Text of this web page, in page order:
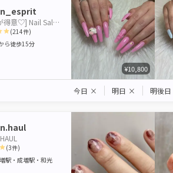
[スカルプが得意♡] Nail Salon esprit
5
(214件)
ら徒歩15分
¥10,800
今日 × 明日 × 明後日
(3件)
駅・成増駅・和光